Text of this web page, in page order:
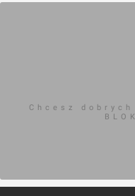
Chcesz